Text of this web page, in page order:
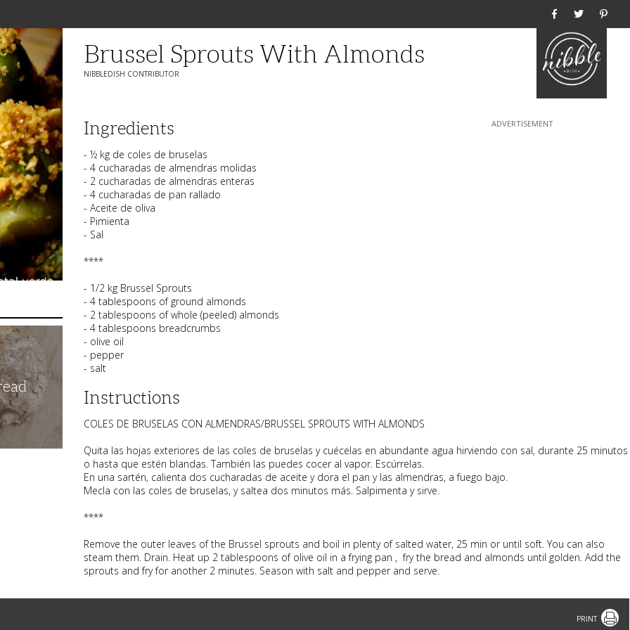
Brussel Sprouts With Almonds
NIBBLEDISH CONTRIBUTOR
Ingredients
- ½ kg de coles de bruselas
- 4 cucharadas de almendras molidas
- 2 cucharadas de almendras enteras
- 4 cucharadas de pan rallado
- Aceite de oliva
- Pimienta
- Sal
****
- 1/2 kg Brussel Sprouts
- 4 tablespoons of ground almonds
- 2 tablespoons of whole (peeled) almonds
- 4 tablespoons breadcrumbs
- olive oil
- pepper
- salt
Instructions
COLES DE BRUSELAS CON ALMENDRAS/BRUSSEL SPROUTS WITH ALMONDS
Quita las hojas exteriores de las coles de bruselas y cuécelas en abundante agua hirviendo con sal, durante 25 minutos
o hasta que estén blandas. También las puedes cocer al vapor. Escúrrelas.
En una sartén, calienta dos cucharadas de aceite y dora el pan y las almendras, a fuego bajo.
Mecla con las coles de bruselas, y saltea dos minutos más. Salpimenta y sirve.
****
Remove the outer leaves of the Brussel sprouts and boil in plenty of salted water, 25 min or until soft. You can also
steam them. Drain. Heat up 2 tablespoons of olive oil in a frying pan , fry the bread and almonds until golden. Add the
sprouts and fry for another 2 minutes. Season with salt and pepper and serve.
Print